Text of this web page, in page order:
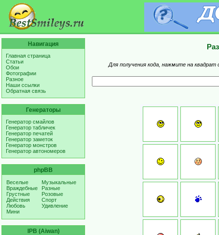
Навигация
Главная страница
Статьи
Обои
Фотографии
Разное
Наши ссылки
Обратная связь
Генераторы
Генератор смайлов
Генератор табличек
Генератор печатей
Генератор заметок
Генератор монстров
Генератор автономеров
phpBB
Веселые
Враждебные
Грустные
Действия
Любовь
Мини
Музыкальные
Разные
Розовые
Спорт
Удивление
IPB (Aiwan)
Для получения кода, нажмите на